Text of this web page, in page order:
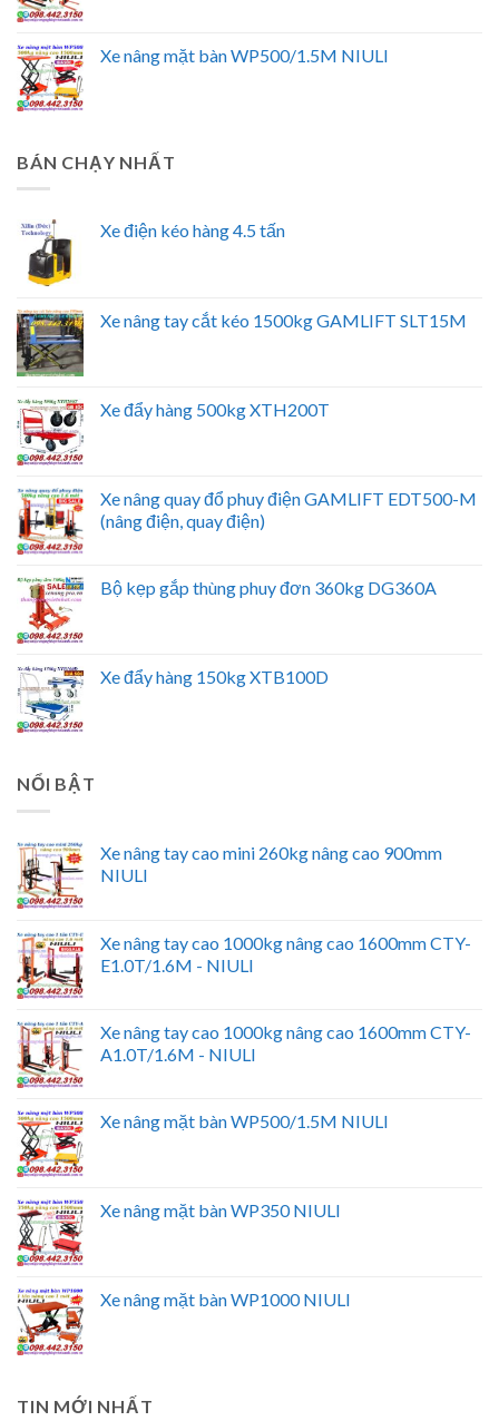
Xe nâng mặt bàn WP500/1.5M NIULI
BÁN CHẠY NHẤT
Xe điện kéo hàng 4.5 tấn
Xe nâng tay cắt kéo 1500kg GAMLIFT SLT15M
Xe đẩy hàng 500kg XTH200T
Xe nâng quay đổ phuy điện GAMLIFT EDT500-M
(nâng điện, quay điện)
Bộ kẹp gắp thùng phuy đơn 360kg DG360A
Xe đẩy hàng 150kg XTB100D
NỔI BẬT
Xe nâng tay cao mini 260kg nâng cao 900mm
NIULI
Xe nâng tay cao 1000kg nâng cao 1600mm CTY-
E1.0T/1.6M - NIULI
Xe nâng tay cao 1000kg nâng cao 1600mm CTY-
A1.0T/1.6M - NIULI
Xe nâng mặt bàn WP500/1.5M NIULI
Xe nâng mặt bàn WP350 NIULI
Xe nâng mặt bàn WP1000 NIULI
TIN MỚI NHẤT